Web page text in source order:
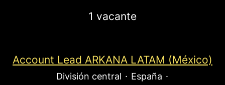
1 vacante
Account Lead ARKANA LATAM (México)
División central · España ·